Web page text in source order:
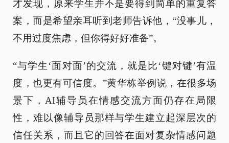
才发现，原来学生并不是要得到简单的重复答
案，而是希望亲耳听到老师告诉他，“没事儿，
不用过度焦虑，但你得好好准备”。
“与学生‘面对面’的交流，就是比‘键对键’有温
度，也更有可信度。”黄华栋举例说，在很多场
景下，AI辅导员在情感交流方面仍存在局限
性，难以像辅导员那样与学生建立起深层次的
信任关系，而且它的回答在面对复杂情感问题